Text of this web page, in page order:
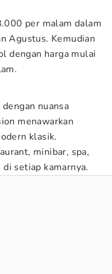
per malam dalam
Agustus. Kemudian
dengan harga mulai
nuansa
menawarkan
klasik.
minibar, spa,
setiap kamarnya.